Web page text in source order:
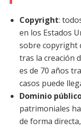
Copyright:
en los Estados
sobre copyright
tras la creación
es de 70 años
casos puede
Dominio
patrimoniales
de forma